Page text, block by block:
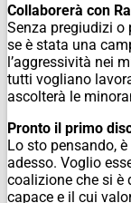
Collaborerà con
Senza pregiudizi o
se è stata una
l’aggressività nei
tutti vogliano
ascolterà le
Pronto il primo
Lo sto pensando,
adesso. Voglio
coalizione che si è
capace e il cui